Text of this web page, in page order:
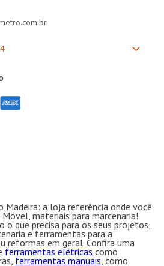
Madeira: a loja referência onde você
materiais para marcenaria!
o que precisa para os seus projetos,
e ferramentas para a
reformas em geral. Confira uma
ferramentas elétricas como
ferramentas manuais, como